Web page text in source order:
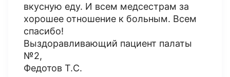
вкусную еду. И всем медсестрам за
хорошее отношение к больным. Всем
спасибо!
Выздоравливающий пациент палаты
№2,
Федотов Т.С.